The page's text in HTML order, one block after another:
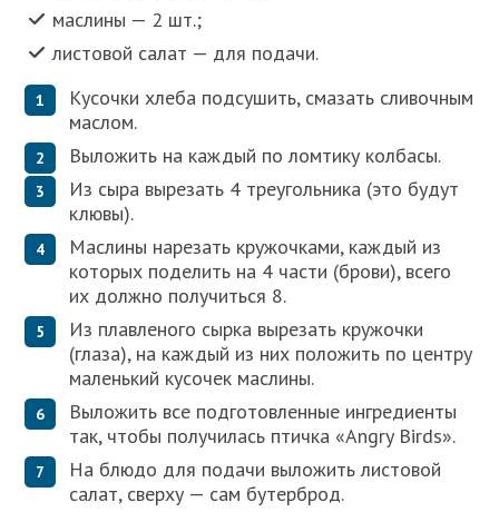
маслины — 2 шт.;
листовой салат — для подачи.
Кусочки хлеба подсушить, смазать сливочным
маслом.
Выложить на каждый по ломтику колбасы.
Из сыра вырезать 4 треугольника (это будут
клювы).
Маслины нарезать кружочками, каждый из
которых поделить на 4 части (брови), всего
их должно получиться 8.
Из плавленого сырка вырезать кружочки
(глаза), на каждый из них положить по центру
маленький кусочек маслины.
Выложить все подготовленные ингредиенты
так, чтобы получилась птичка «Angry Birds».
На блюдо для подачи выложить листовой
салат, сверху — сам бутерброд.